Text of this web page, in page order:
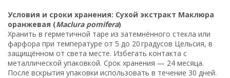
Условия и сроки хранения: Сухой экстракт Маклюра
оранжевая (Maclura pomifera)
Хранить в герметичной таре из затемнённого стекла или
фарфора при температуре от 5 до 20 градусов Цельсия, в
защищённом от света месте. Избегать контакта с
металлической упаковкой. Срок хранения — 24 месяца.
После вскрытия упаковки использовать в течение 30 дней.